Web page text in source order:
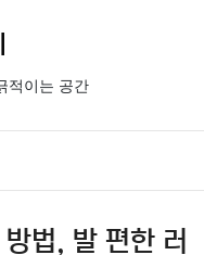
적이는 공간
법, 발 편한 러